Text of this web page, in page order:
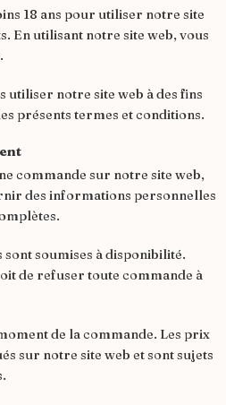
18 ans pour utiliser notre site
En utilisant notre site web, vous
utiliser notre site web à des fins
présents termes et conditions.
commande sur notre site web,
des informations personnelles
sont soumises à disponibilité.
de refuser toute commande à
de la commande. Les prix
sur notre site web et sont sujets